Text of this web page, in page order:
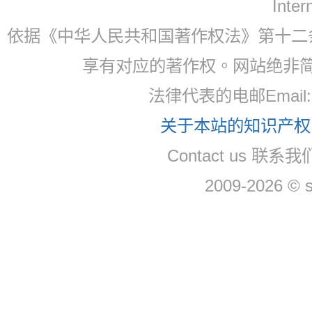
依据《中华人民共和国著作权法》第十
享有对应的著作权。网站绝非
法律代表的电邮
关于本站的知识产
Contact us 联系我
2009-2026 ©